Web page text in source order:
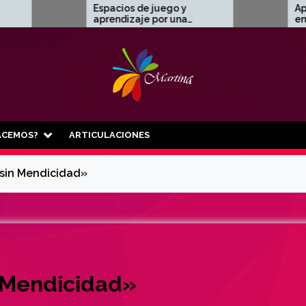
libre de trabajo
Aprendizaje y tradición
en el Museo del
🎸
ARTICULACIONES
Mendicidad»